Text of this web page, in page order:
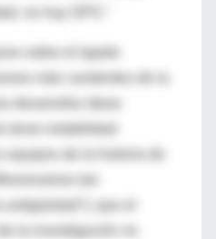
sobre el tapete
más candentes de la
tener estabilidad
equipos de la historia de
antigüedad"); que el
la investigación no